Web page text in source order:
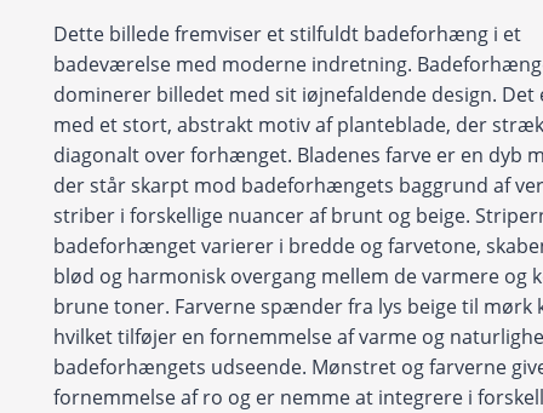
Dette billede fremviser et stilfuldt badeforhæng i et
badeværelse med moderne indretning.
dominerer billedet med sit iøjnefaldende design. Det
med et stort, abstrakt motiv af planteblade, der
diagonalt over forhænget. Bladenes farve er en dyb
der står skarpt mod badeforhængets baggrund af
striber i forskellige nuancer af brunt og beige.
badeforhænget varierer i bredde og farvetone,
blød og harmonisk overgang mellem de varmere og
brune toner. Farverne spænder fra lys beige til mørk
hvilket tilføjer en fornemmelse af varme og
badeforhængets udseende. Mønstret og farverne
fornemmelse af ro og er nemme at integrere i